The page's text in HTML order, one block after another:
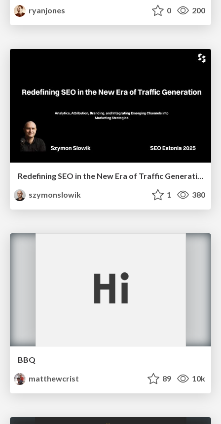
ryanjones
0 200
Redefining SEO in the New Era of Traffic Generation
szymonslowik
1 380
BBQ
matthewcrist
89 10k